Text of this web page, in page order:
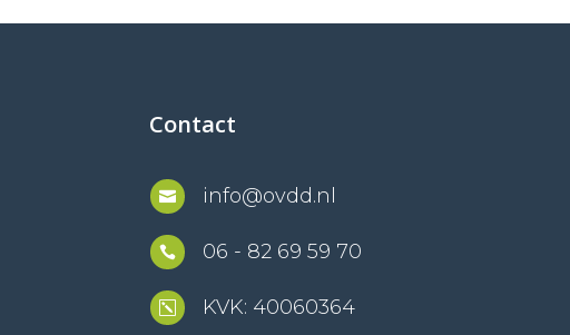
Contact
 info@ovdd.nl
 06 - 82 69 59 70
k KVK: 40060364